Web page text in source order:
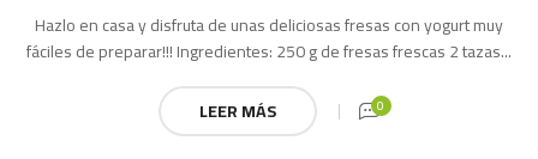
Hazlo en casa y disfruta de unas deliciosas fresas con yogurt muy
fáciles de preparar!!! Ingredientes: 250 g de fresas frescas 2 tazas...
LEER MÁS
0